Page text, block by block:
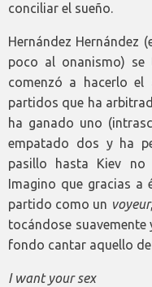
conciliar el sueño.
Hernández Hernández
poco al onanismo)
comenzó a hacerlo
partidos que ha
ha ganado uno
empatado dos y ha
pasillo hasta Kiev
Imagino que gracias a
partido como un voyeur
tocándose suavemente
fondo cantar aquello
I want your sex